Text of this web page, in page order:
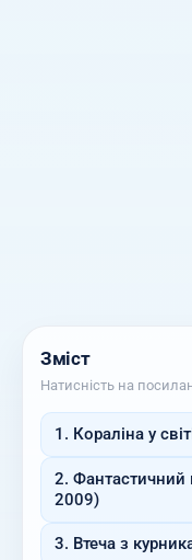
Зміст
Натисність на
1. Кораліна у
2. Фантастичний
2009)
3. Втеча з